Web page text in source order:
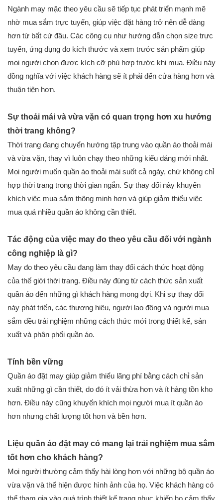
Ngành may mặc theo yêu cầu sẽ tiếp tục phát triển mạnh mẽ
nhờ mua sắm trực tuyến, giúp việc đặt hàng trở nên dễ dàng
hơn từ bất cứ đâu. Các công cụ như hướng dẫn chọn size trực
tuyến, ứng dụng đo kích thước và xem trước sản phẩm giúp
mọi người chọn được kích cỡ phù hợp trước khi mua. Điều này
đồng nghĩa với việc khách hàng sẽ ít phải đến cửa hàng hơn và
thuận tiện hơn.
Sự thoải mái và vừa vặn có quan trọng hơn xu hướng
thời trang không?
Thời trang đang chuyển hướng tập trung vào quần áo thoải mái
và vừa vặn, thay vì luôn chạy theo những kiểu dáng mới nhất.
Mọi người muốn quần áo thoải mái suốt cả ngày, chứ không chỉ
hợp thời trang trong thời gian ngắn. Sự thay đổi này khuyến
khích việc mua sắm thông minh hơn và giúp giảm thiểu việc
mua quá nhiều quần áo không cần thiết.
Tác động của việc may đo theo yêu cầu đối với ngành
công nghiệp là gì?
May đo theo yêu cầu đang làm thay đổi cách thức hoạt động
của thế giới thời trang. Điều này đúng từ cách thức sản xuất
quần áo đến những gì khách hàng mong đợi. Khi sự thay đổi
này phát triển, các thương hiệu, người lao động và người mua
sắm đều trải nghiệm những cách thức mới trong thiết kế, sản
xuất và phân phối quần áo.
Tính bền vững
Quần áo đặt may giúp giảm thiểu lãng phí bằng cách chỉ sản
xuất những gì cần thiết, do đó ít vải thừa hơn và ít hàng tồn kho
hơn. Điều này cũng khuyến khích mọi người mua ít quần áo
hơn nhưng chất lượng tốt hơn và bền hơn.
Liệu quần áo đặt may có mang lại trải nghiệm mua sắm
tốt hơn cho khách hàng?
Mọi người thường cảm thấy hài lòng hơn với những bộ quần áo
vừa vặn và thể hiện được hình ảnh của họ. Việc khách hàng có